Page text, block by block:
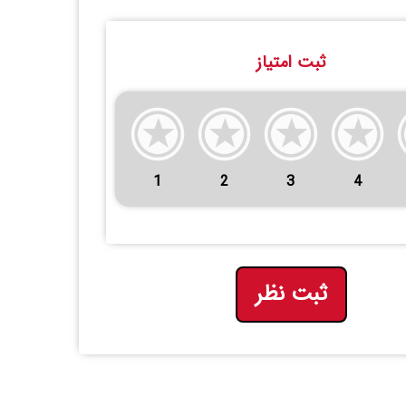
ثبت امتیاز
1 2 3 4
ثبت نظر